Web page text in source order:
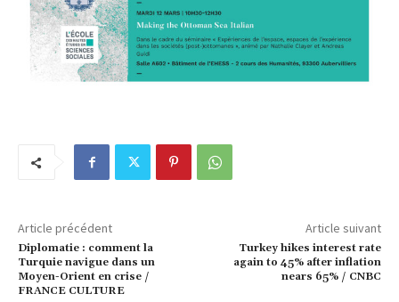
Article précédent
Diplomatie : comment la
Turquie navigue dans un
Moyen-Orient en crise /
FRANCE CULTURE
Article suivant
Turkey hikes interest rate
again to 45% after inflation
nears 65% / CNBC